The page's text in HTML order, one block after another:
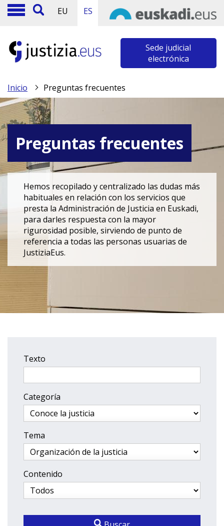
EU ES
Sede judicial
electrónica
Inicio Preguntas frecuentes
Preguntas frecuentes
Hemos recopilado y centralizado las dudas más
habituales en relación con los servicios que
presta la Administración de Justicia en Euskadi,
para darles respuesta con la mayor
rigurosidad posible, sirviendo de punto de
referencia a todas las personas usuarias de
JustiziaEus.
Texto
Categoría
Tema
Contenido